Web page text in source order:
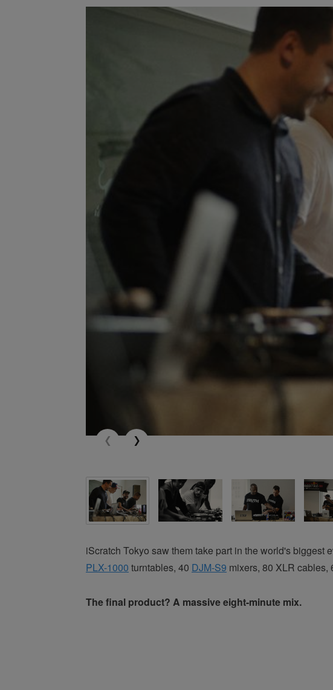
iScratch Tokyo saw them take part in the world's
PLX-1000 turntables, 40 DJM-S9 mixers, 80 XLR cables,
The final product? A massive eight-minute mix.